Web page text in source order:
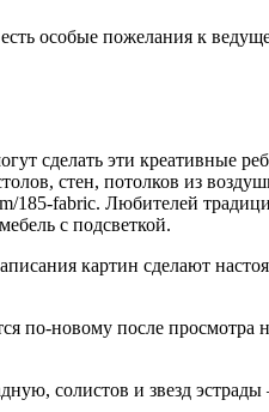
особые пожелания к
сделать эти креативные
стен, потолков из
185-fabric. Любителей
с подсветкой.
картин сделают
по-новому после просмотра
солистов и звезд эстрады